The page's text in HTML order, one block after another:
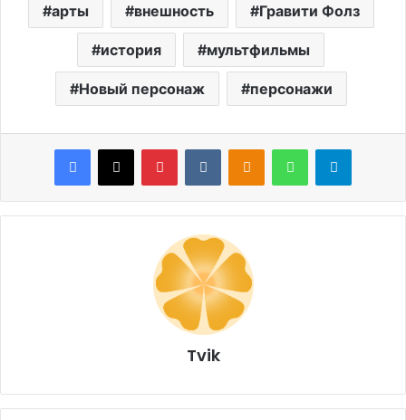
арты внешность Гравити Фолз
история мультфильмы
Новый персонаж персонажи
Tvik